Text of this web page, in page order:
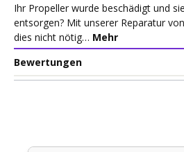
Ihr Propeller wurde beschädigt und
entsorgen? Mit unserer Reparatur
dies nicht nötig… Mehr
Bewertungen